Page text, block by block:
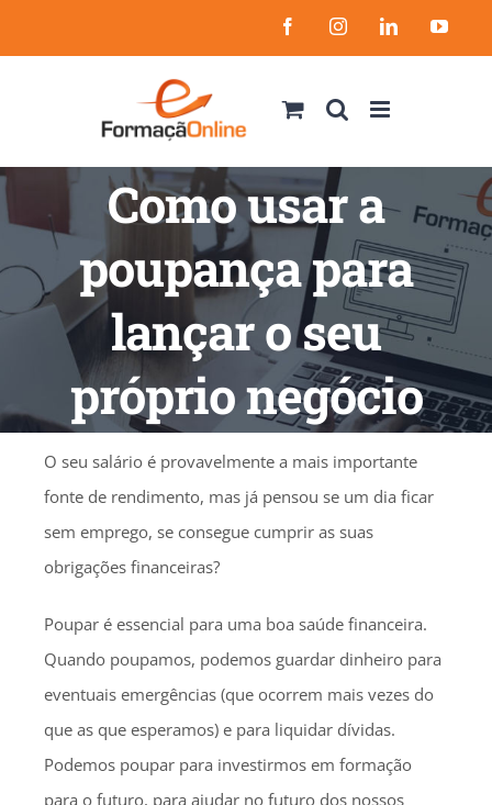
to
FacebookInstagramLinkedIn
Como usar a
poupança para
lançar o seu
próprio negócio
O seu salário é provavelmente a mais importante
fonte de rendimento, mas já pensou se um dia ficar
sem emprego, se consegue cumprir as suas
obrigações financeiras?
Poupar é essencial para uma boa saúde financeira.
Quando poupamos, podemos guardar dinheiro para
eventuais emergências (que ocorrem mais vezes do
que as que esperamos) e para liquidar dívidas.
Podemos poupar para investirmos em formação
para o futuro, para ajudar no futuro dos nossos